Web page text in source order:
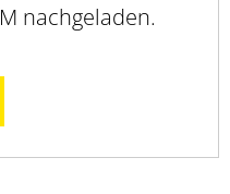
nachgeladen.